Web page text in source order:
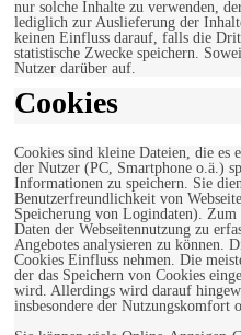
nur solche Inhalte zu verwenden,
lediglich zur Auslieferung der
keinen Einfluss darauf, falls die
statistische Zwecke speichern.
Nutzer darüber auf.
Cookies
Cookies sind kleine Dateien, die
der Nutzer (PC, Smartphone o.ä.)
Informationen zu speichern. Sie
Benutzerfreundlichkeit von
Speicherung von Logindaten). Zum
Daten der Webseitennutzung zu
Angebotes analysieren zu können.
Cookies Einfluss nehmen. Die
der das Speichern von Cookies
wird. Allerdings wird darauf
insbesondere der Nutzungskomfort